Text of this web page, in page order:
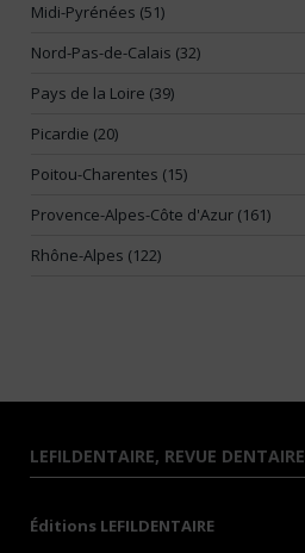
Midi-Pyrénées (51)
Nord-Pas-de-Calais (32)
Pays de la Loire (39)
Picardie (20)
Poitou-Charentes (15)
Provence-Alpes-Côte d'Azur (161)
Rhône-Alpes (122)
LEFILDENTAIRE, REVUE DENTAIRE
Éditions LEFILDENTAIRE